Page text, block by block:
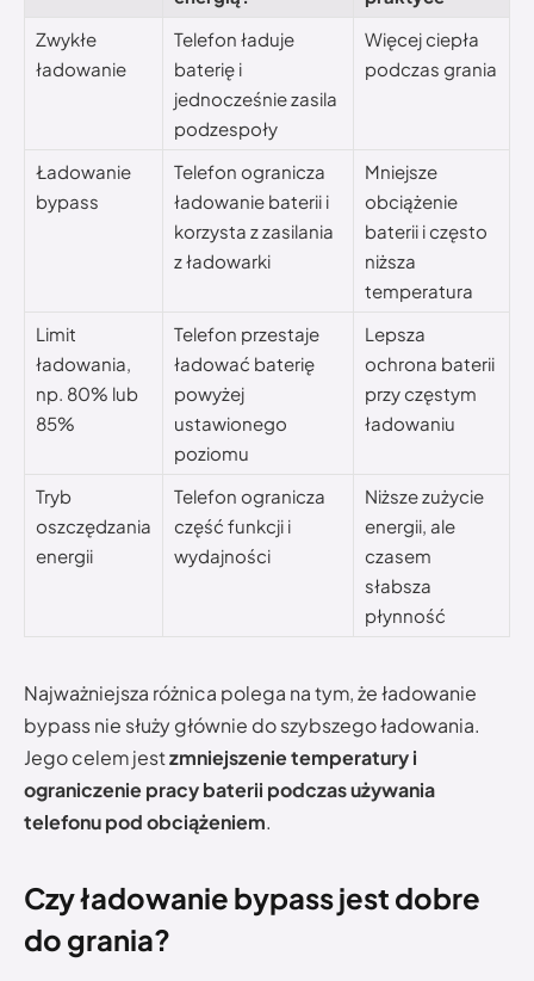
Zwykłe
ładowanie
Telefon ładuje
baterię i
jednocześnie zasila
podzespoły
Więcej ciepła
podczas grania
Ładowanie
bypass
Telefon ogranicza
ładowanie baterii i
korzysta z zasilania
z ładowarki
Mniejsze
obciążenie
baterii i często
niższa
temperatura
Limit
ładowania,
np. 80% lub
85%
Telefon przestaje
ładować baterię
powyżej
ustawionego
poziomu
Lepsza
ochrona baterii
przy częstym
ładowaniu
Tryb
oszczędzania
energii
Telefon ogranicza
część funkcji i
wydajności
Niższe zużycie
energii, ale
czasem
słabsza
płynność
Najważniejsza różnica polega na tym, że ładowanie
bypass nie służy głównie do szybszego ładowania.
Jego celem jestzmniejszenie temperatury i
ograniczenie pracy baterii podczas używania
telefonu pod obciążeniem.
Czy ładowanie bypass jest dobre
do grania?